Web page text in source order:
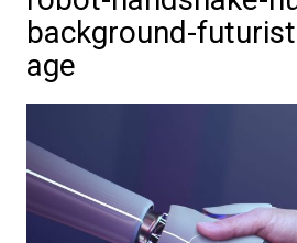
background-
age